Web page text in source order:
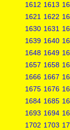
1612 1613
1621 1622
1630 1631
1639 1640
1648 1649
1657 1658
1666 1667
1675 1676
1684 1685
1693 1694
1702 1703